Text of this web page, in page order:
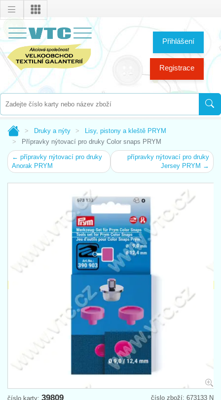
Přihlášení
Registrace
Druky a nýty
Lisy, pistony a kleště PRYM
Přípravky nýtovací pro druky Color snaps PRYM
← přípravky nýtovací pro druky
Anorak PRYM
přípravky nýtovací pro druky
Jersey PRYM →
číslo zboží: 673133 N
číslo karty: 39809